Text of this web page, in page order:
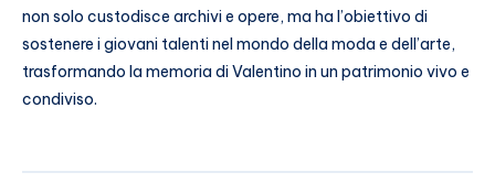
non solo custodisce archivi e opere, ma ha l’obiettivo di
sostenere i giovani talenti nel mondo della moda e dell’arte,
trasformando la memoria di Valentino in un patrimonio vivo e
condiviso.